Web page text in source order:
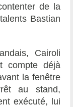
de la
Bastian
Cairoli
compte déjà
la fenêtre
au stand,
exécuté, lui